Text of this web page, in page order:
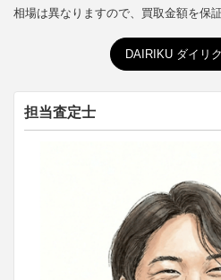
相場は異なりますので、買取金額を保
DAIRIKU ダイリ
担当査定士